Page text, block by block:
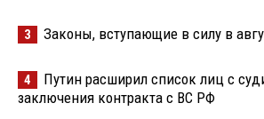
3 Законы, вступающие в силу в
4
Путин расширил список лиц с
заключения контракта с ВС РФ